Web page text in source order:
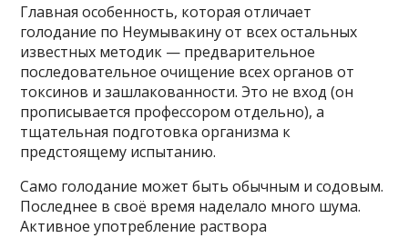
Главная особенность, которая отличает
голодание по Неумывакину от всех остальных
известных методик — предварительное
последовательное очищение всех органов от
токсинов и зашлакованности. Это не вход (он
прописывается профессором отдельно), а
тщательная подготовка организма к
предстоящему испытанию.
Само голодание может быть обычным и содовым.
Последнее в своё время наделало много шума.
Активное употребление раствора